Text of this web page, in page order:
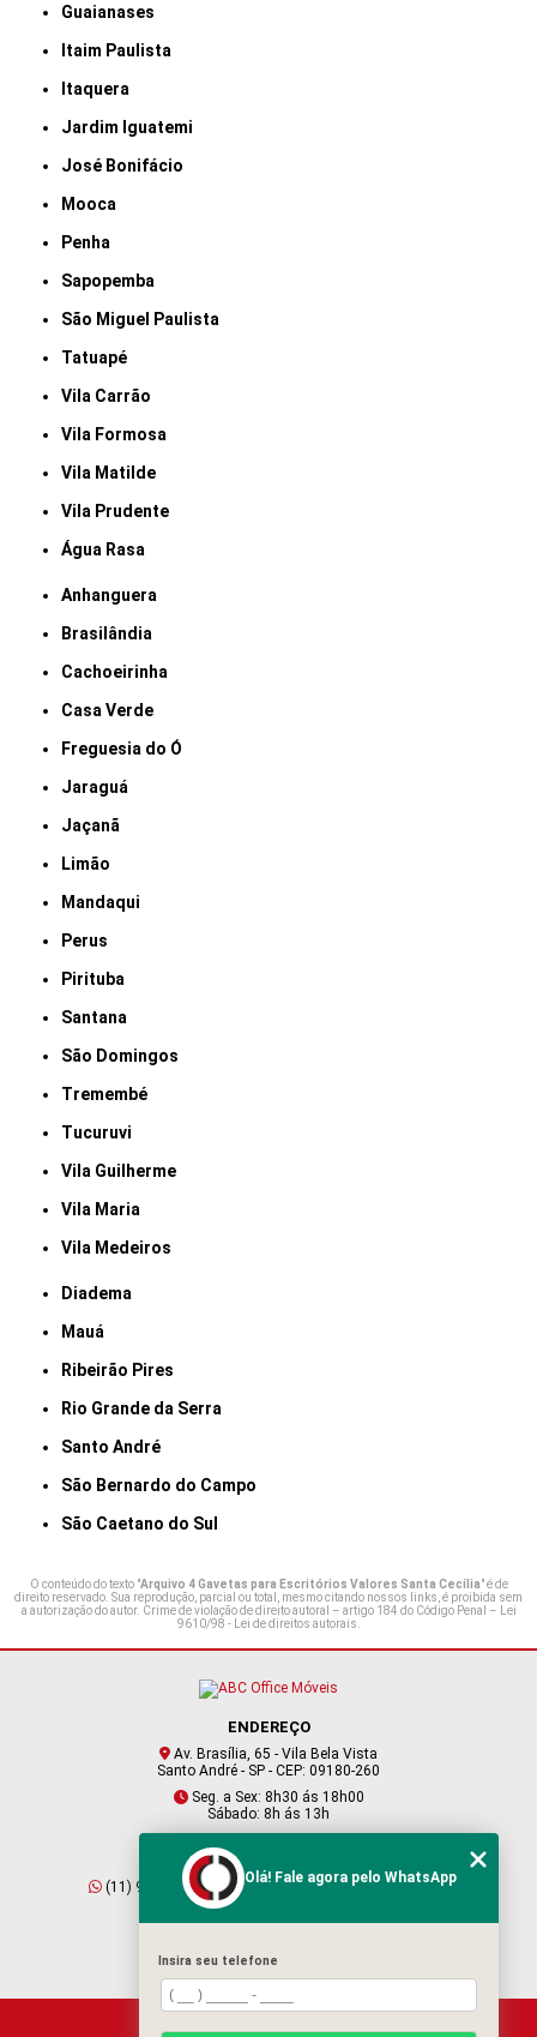
Guaianases
Itaim Paulista
Itaquera
Jardim Iguatemi
José Bonifácio
Mooca
Penha
Sapopemba
São Miguel Paulista
Tatuapé
Vila Carrão
Vila Formosa
Vila Matilde
Vila Prudente
Água Rasa
Anhanguera
Brasilândia
Cachoeirinha
Casa Verde
Freguesia do Ó
Jaraguá
Jaçanã
Limão
Mandaqui
Perus
Pirituba
Santana
São Domingos
Tremembé
Tucuruvi
Vila Guilherme
Vila Maria
Vila Medeiros
Diadema
Mauá
Ribeirão Pires
Rio Grande da Serra
Santo André
São Bernardo do Campo
São Caetano do Sul
O conteúdo do texto "Arquivo 4 Gavetas para Escritórios Valores Santa Cecília" é de
direito reservado. Sua reprodução, parcial ou total, mesmo citando nossos links, é proibida sem
a autorização do autor. Crime de violação de direito autoral – artigo 184 do Código Penal – Lei
9610/98 - Lei de direitos autorais.
ENDEREÇO
Av. Brasília, 65 - Vila Bela Vista
Santo André - SP - CEP: 09180-260
Seg. a Sex: 8h30 ás 18h00
Sábado: 8h ás 13h
CONTATO
(11) 95409-2229
(11) 4901-6045
vendas@abcofficemoveis.com.br
HOME
Olá! Fale agora pelo WhatsApp
Insira seu telefone